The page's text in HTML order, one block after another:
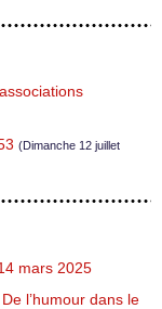
(Dimanche 12 juillet
mars 2025
l’humour dans le